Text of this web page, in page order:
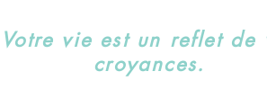
Votre vie est un reflet de
croyances.